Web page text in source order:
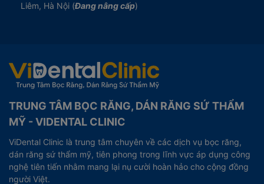
Liêm, Hà Nội (Đang nâng cấp)
TRUNG TÂM BỌC RĂNG, DÁN RĂNG SỨ THẨM
MỸ - VIDENTAL CLINIC
ViDental Clinic là trung tâm chuyên về các dịch vụ bọc răng,
dán răng sứ thẩm mỹ, tiên phong trong lĩnh vực áp dụng công
nghệ tiên tiến nhằm mang lại nụ cười hoàn hảo cho cộng đồng
người Việt.